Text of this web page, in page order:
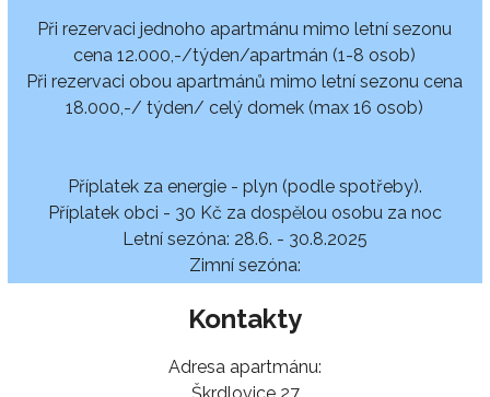
Při rezervaci jednoho apartmánu mimo letní sezonu
cena 12.000,-/týden/apartmán (1-8 osob)
Při rezervaci obou apartmánů mimo letní sezonu cena
18.000,-/ týden/ celý domek (max 16 osob)
Příplatek za energie - plyn (podle spotřeby).
Příplatek obci - 30 Kč za dospělou osobu za noc
Letní sezóna: 28.6. - 30.8.2025
Zimní sezóna:
Kontakty
Adresa apartmánu: